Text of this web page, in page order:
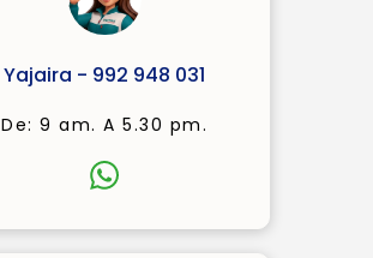
Yajaira - 992 948 031
De: 9 am. A 5.30 pm.